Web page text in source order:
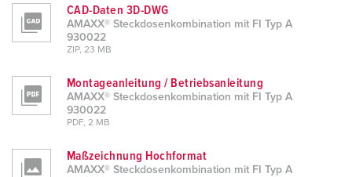
CAD-Daten 3D-DWG
AMAXX® Steckdosenkombination mit FI Typ A
930022
ZIP, 23 MB
Montageanleitung / Betriebsanleitung
AMAXX® Steckdosenkombination mit FI Typ A
930022
PDF, 2 MB
Maßzeichnung Hochformat
AMAXX® Steckdosenkombination mit FI Typ A